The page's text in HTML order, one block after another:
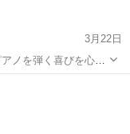
3月22日
ノを弾く喜びを心か
伝いをさせていただ
一人のレベルに合わ